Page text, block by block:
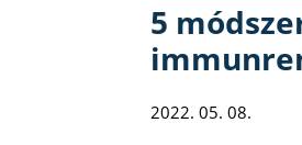
5
2022. 05. 08.